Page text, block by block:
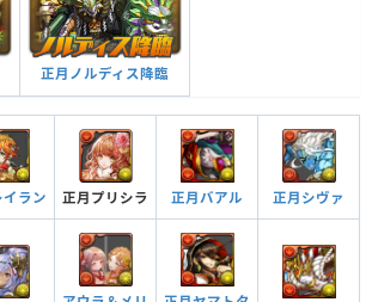
ルブレッシング ターン数：10→10
4倍。消せないドロップ、バインド、覚醒無効状態を
効果
ーラルラブリー ターン数：9→3
の雲が発生、3コンボ加算。消せないドロップ、バ
全回復。
正月ノルディス降臨
イラン 正月プリシラ 正月バアル 正月シヴァ